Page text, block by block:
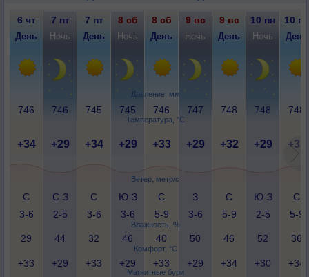
Давление, мм
Температура, °C
Ветер, метр/с
Влажность, %
Комфорт, °C
Магнитные бури
6 чт 7 пт 7 пт 8 сб 8 сб 9 вс 9 вс 10 пн 10 пн
День Ночь День Ночь День Ночь День Ночь День
746 746 745 745 746 747 748 748 748
+34 +29 +34 +29 +33 +29 +32 +29 +33
С
3-6
С-З
2-5
С
3-6
Ю-З
3-6
С
5-9
З
3-6
С
5-9
Ю-З
2-5
С
5-9
29 44 32 46 40 50 46 52 36
+33 +29 +33 +29 +33 +29 +34 +30 +34